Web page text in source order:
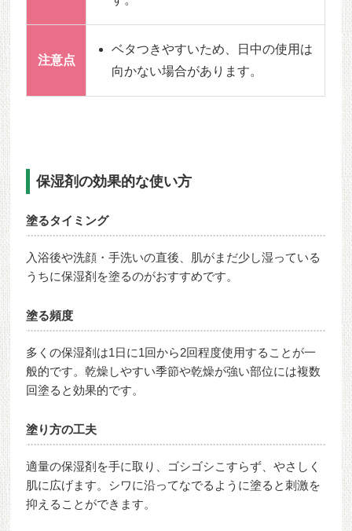
注意点
ベタつきやすいため、日中の使用は
向かない場合があります。
保湿剤の効果的な使い方
塗るタイミング
入浴後や洗顔・手洗いの直後、肌がまだ少し湿っている
うちに保湿剤を塗るのがおすすめです。
塗る頻度
多くの保湿剤は1日に1回から2回程度使用することが一
般的です。乾燥しやすい季節や乾燥が強い部位には複数
回塗ると効果的です。
塗り方の工夫
適量の保湿剤を手に取り、ゴシゴシこすらず、やさしく
肌に広げます。シワに沿ってなでるように塗ると刺激を
抑えることができます。